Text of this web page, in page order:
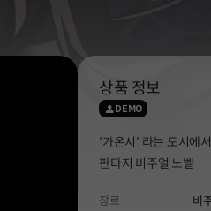
상품 정보
DEMO
'가온시' 라는 도시에
판타지 비주얼 노벨
장르 비